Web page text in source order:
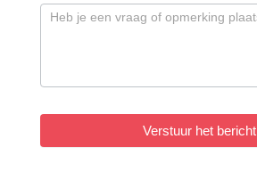
Verstuur het bericht